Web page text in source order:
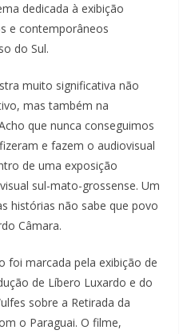
dedicada à exibição
e contemporâneos
do Sul.
muito significativa não
mas também na
que nunca conseguimos
e fazem o audiovisual
de uma exposição
sul-mato-grossense. Um
histórias não sabe que povo
Câmara.
foi marcada pela exibição de
de Líbero Luxardo e do
sobre a Retirada da
o Paraguai. O filme,